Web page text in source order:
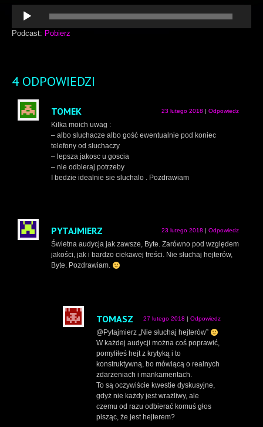
Odtwarzacz
plików
dźwiękowych
Podcast: Pobierz
4 ODPOWIEDZI
TOMEK 23 lutego 2018 Odpowiedz
Kilka moich uwag :
– albo sluchacze albo gość ewentualnie pod koniec
telefony od sluchaczy
– lepsza jakosc u goscia
– nie odbieraj potrzeby
I bedzie idealnie sie sluchalo . Pozdrawiam
PYTAJMIERZ 23 lutego 2018 Odpowiedz
Świetna audycja jak zawsze, Byte. Zarówno pod względem
jakości, jak i bardzo ciekawej treści. Nie słuchaj hejterów,
Byte. Pozdrawiam.
TOMASZ 27 lutego 2018 Odpowiedz
@Pytajmierz „Nie słuchaj hejterów”
W każdej audycji można coś poprawić,
pomyliłeś hejt z krytyką i to
konstruktywną, bo mówiącą o realnych
zdarzeniach i mankamentach.
To są oczywiście kwestie dyskusyjne,
gdyż nie każdy jest wrażliwy, ale
czemu od razu odbierać komuś głos
pisząc, że jest hejterem?